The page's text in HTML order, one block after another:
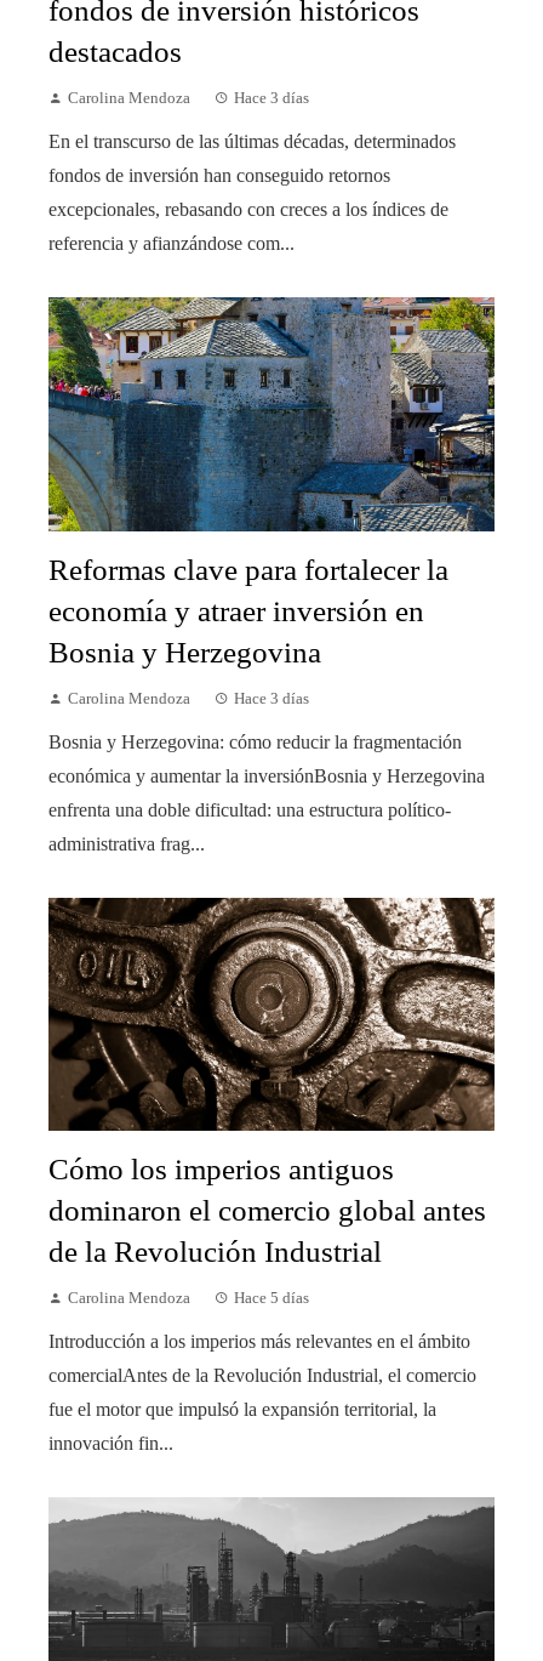
fondos de inversión históricos
destacados
Carolina Mendoza Hace 3 días
En el transcurso de las últimas décadas, determinados
fondos de inversión han conseguido retornos
excepcionales, rebasando con creces a los índices de
referencia y afianzándose com...
Reformas clave para fortalecer la
economía y atraer inversión en
Bosnia y Herzegovina
Carolina Mendoza Hace 3 días
Bosnia y Herzegovina: cómo reducir la fragmentación
económica y aumentar la inversiónBosnia y Herzegovina
enfrenta una doble dificultad: una estructura político-
administrativa frag...
Cómo los imperios antiguos
dominaron el comercio global antes
de la Revolución Industrial
Carolina Mendoza Hace 5 días
Introducción a los imperios más relevantes en el ámbito
comercialAntes de la Revolución Industrial, el comercio
fue el motor que impulsó la expansión territorial, la
innovación fin...